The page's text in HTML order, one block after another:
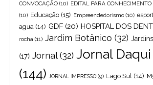
CONVOCAÇÃO (10) EDITAL PARA CONHECIMENTO
(10) Educação (15) Empreendedorismo (10)
agua (14) GDF (20) HOSPITAL DOS
rocha (11) Jardim Botânico (32)
(17) Jornal(32) Jornal Daqui
(144)
JORNAL IMPRESSO (9) Lago Sul (14)